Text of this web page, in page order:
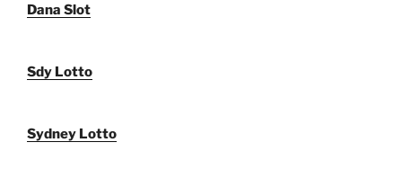
Dana Slot
Sdy Lotto
Sydney Lotto